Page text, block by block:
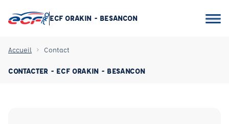
ECF ORAKIN - BESANCON
Accueil Contact
CONTACTER - ECF ORAKIN - BESANCON